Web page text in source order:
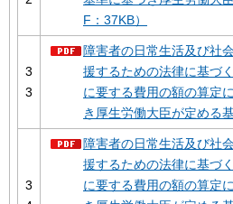
F：37KB）
3
3
障害者の日常生活及び社
援するための法律に基づ
に要する費用の額の算定
き厚生労働大臣が定める
3
障害者の日常生活及び社
援するための法律に基づ
に要する費用の額の算定